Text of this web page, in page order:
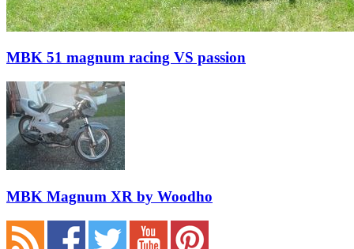
MBK 51 magnum racing VS passion
MBK Magnum XR by Woodho